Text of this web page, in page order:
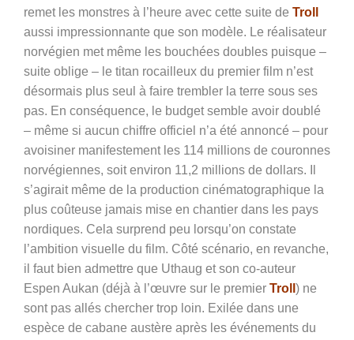
remet les monstres à l’heure avec cette suite de Troll
aussi impressionnante que son modèle. Le réalisateur
norvégien met même les bouchées doubles puisque –
suite oblige – le titan rocailleux du premier film n’est
désormais plus seul à faire trembler la terre sous ses
pas. En conséquence, le budget semble avoir doublé
– même si aucun chiffre officiel n’a été annoncé – pour
avoisiner manifestement les 114 millions de couronnes
norvégiennes, soit environ 11,2 millions de dollars. Il
s’agirait même de la production cinématographique la
plus coûteuse jamais mise en chantier dans les pays
nordiques. Cela surprend peu lorsqu’on constate
l’ambition visuelle du film. Côté scénario, en revanche,
il faut bien admettre que Uthaug et son co-auteur
Espen Aukan (déjà à l’œuvre sur le premier Troll ) ne
sont pas allés chercher trop loin. Exilée dans une
espèce de cabane austère après les événements du